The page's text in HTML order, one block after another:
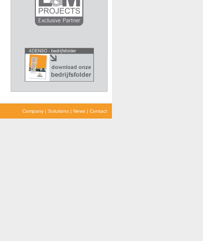
Company | Solutions | News | Contact